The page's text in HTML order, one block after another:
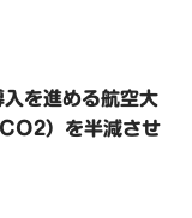
を進める航空大
）を半減させ